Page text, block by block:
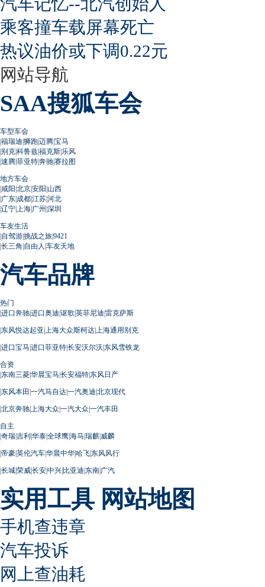
乘客撞车载屏幕死亡
热议油价或下调0.22元
网站导航
SAA搜狐车会
车型车会
|福瑞迪|狮跑|迈腾|宝马
|别克|科鲁兹|福克斯|乐风
|速腾|菲亚特|奔驰|赛拉图
地方车会
|咸阳|北京|安阳|山西
|广东|成都|江苏|河北
|辽宁| 上海|广州 |深圳
车友生活
|自驾游|挑战之旅|9421
|长三角 |自由人 |车友天地
汽车品牌
热门
|进口奔驰|进口奥迪|讴歌|英菲尼迪|雷克萨斯
|东风悦达起亚| 上海大众斯柯达| 上海通用别克
|进口宝马|进口菲亚特|长安沃尔沃|东风雪铁龙
合资
|东南三菱|华晨宝马|长安福特|东风日产
|东风本田 |一汽马自达|一汽奥迪|北京现代
|北京奔驰| 上海大众|一汽大众|一汽丰田
自主
|奇瑞|吉利|华泰|全球鹰|海马|瑞麒|威麟
|帝豪|英伦汽车|华晨中华|哈飞|东风风行
|长城|荣威|长安|中兴|比亚迪|东南|广汽
实用工具 网站地图
手机查违章
汽车投诉
网上查油耗